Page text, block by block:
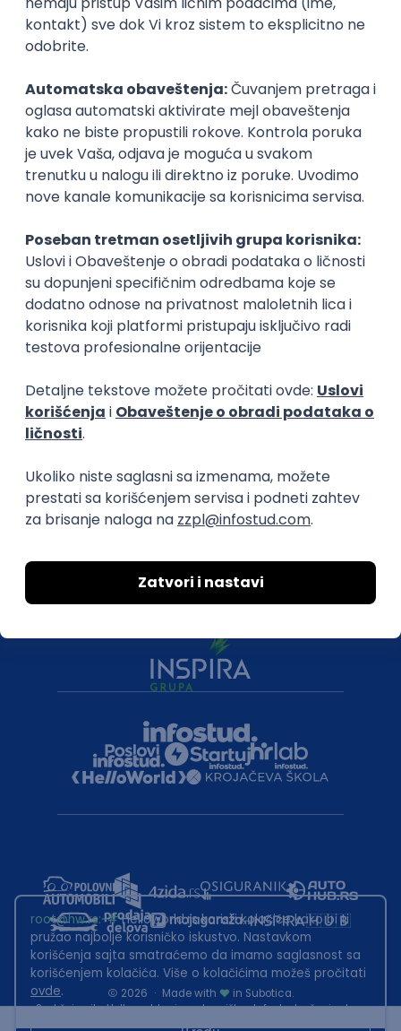
Istaknuti poslodavci
transparentnost domaćeg IT tržišta rada i
efikasno spajamo kandidate i poslodavce.
O nama
Uslovi korišćenja
Politika privatnosti
Uklonjeni profili poslodavaca
Druželjubivi smo!
2026 · Made with
in Subotica.
Sadržaj sajta Helloworld.rs je u vlasništvu Infostud rešenja d.o.o.
root@hw.rs:~#Helloworld.rs koristi kolačiće kako bi ti
pružao najbolje korisničko iskustvo. Nastavkom
korišćenja sajta smatraćemo da imamo saglasnost sa
korišćenjem kolačića. Više o kolačićima možeš pročitati
ovde.